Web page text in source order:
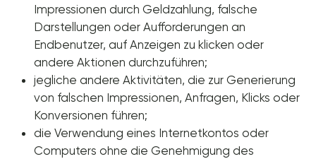
Impressionen durch Geldzahlung, falsche
Darstellungen oder Aufforderungen an
Endbenutzer, auf Anzeigen zu klicken oder
andere Aktionen durchzuführen;
jegliche andere Aktivitäten, die zur Generierung
von falschen Impressionen, Anfragen, Klicks oder
Konversionen führen;
die Verwendung eines Internetkontos oder
Computers ohne die Genehmigung des